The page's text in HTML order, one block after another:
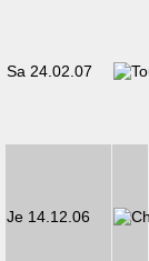
Sa 24.02.07
Je 14.12.06